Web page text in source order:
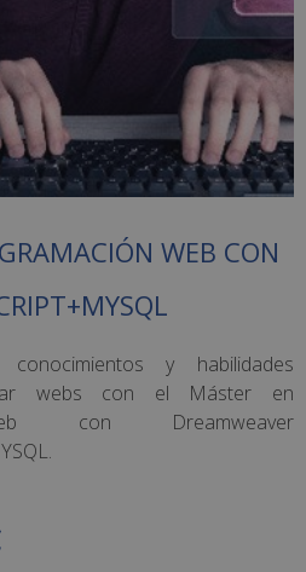
WEB CON
y habilidades
webs con el Máster en
con Dreamweaver